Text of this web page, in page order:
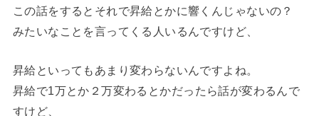
この話をするとそれで昇給とかに響くんじゃないの？
みたいなことを言ってくる人いるんですけど、
昇給といってもあまり変わらないんですよね。
昇給で1万とか２万変わるとかだったら話が変わるんで
すけど、